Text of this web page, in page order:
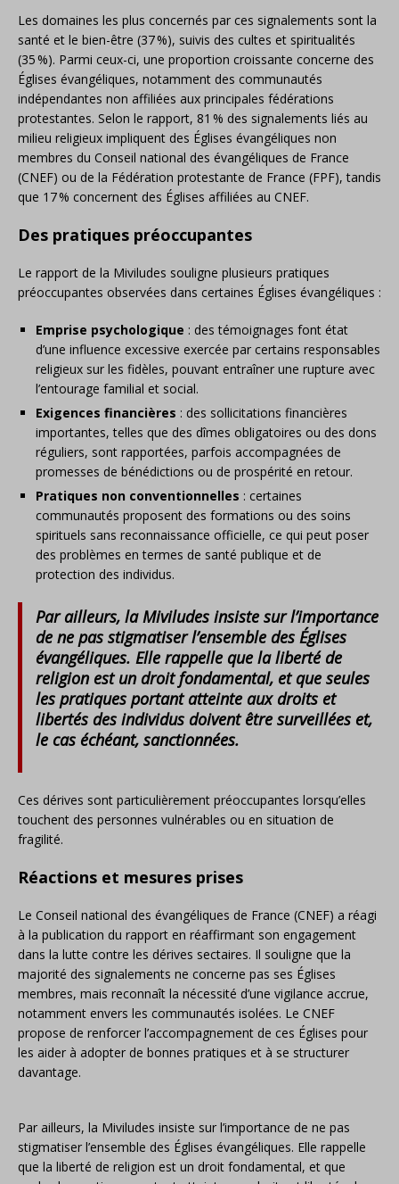
Les domaines les plus concernés par ces signalements sont la
santé et le bien-être (37 %), suivis des cultes et spiritualités
(35 %). Parmi ceux-ci, une proportion croissante concerne des
Églises évangéliques, notamment des communautés
indépendantes non affiliées aux principales fédérations
protestantes. Selon le rapport, 81 % des signalements liés au
milieu religieux impliquent des Églises évangéliques non
membres du Conseil national des évangéliques de France
(CNEF) ou de la Fédération protestante de France (FPF), tandis
que 17 % concernent des Églises affiliées au CNEF.
Des pratiques préoccupantes
Le rapport de la Miviludes souligne plusieurs pratiques
préoccupantes observées dans certaines Églises évangéliques :
Emprise psychologique : des témoignages font état
d’une influence excessive exercée par certains responsables
religieux sur les fidèles, pouvant entraîner une rupture avec
l’entourage familial et social.
Exigences financières : des sollicitations financières
importantes, telles que des dîmes obligatoires ou des dons
réguliers, sont rapportées, parfois accompagnées de
promesses de bénédictions ou de prospérité en retour.
Pratiques non conventionnelles : certaines
communautés proposent des formations ou des soins
spirituels sans reconnaissance officielle, ce qui peut poser
des problèmes en termes de santé publique et de
protection des individus.
Par ailleurs, la Miviludes insiste sur l’importance
de ne pas stigmatiser l’ensemble des Églises
évangéliques. Elle rappelle que la liberté de
religion est un droit fondamental, et que seules
les pratiques portant atteinte aux droits et
libertés des individus doivent être surveillées et,
le cas échéant, sanctionnées.
Ces dérives sont particulièrement préoccupantes lorsqu’elles
touchent des personnes vulnérables ou en situation de
fragilité.
Réactions et mesures prises
Le Conseil national des évangéliques de France (CNEF) a réagi
à la publication du rapport en réaffirmant son engagement
dans la lutte contre les dérives sectaires. Il souligne que la
majorité des signalements ne concerne pas ses Églises
membres, mais reconnaît la nécessité d’une vigilance accrue,
notamment envers les communautés isolées. Le CNEF
propose de renforcer l’accompagnement de ces Églises pour
les aider à adopter de bonnes pratiques et à se structurer
davantage.
Par ailleurs, la Miviludes insiste sur l’importance de ne pas
stigmatiser l’ensemble des Églises évangéliques. Elle rappelle
que la liberté de religion est un droit fondamental, et que